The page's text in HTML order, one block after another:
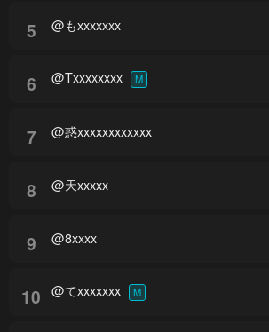
5 @もxxxxxxx
6 @Txxxxxxxx M
7 @惑xxxxxxxxxxxx
8 @天xxxxx
9 @8xxxx
10 @てxxxxxxx M